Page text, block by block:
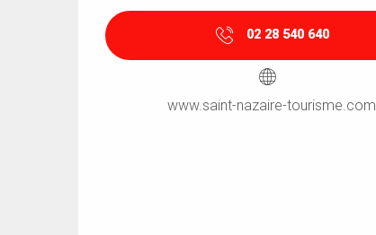
02 28 540 640
www.saint-nazaire-tourisme.com